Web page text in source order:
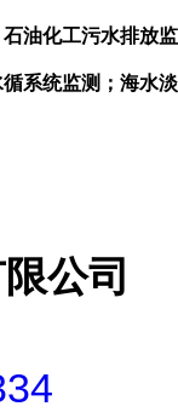
油化工污水排放监
系统监测；海水淡
公司